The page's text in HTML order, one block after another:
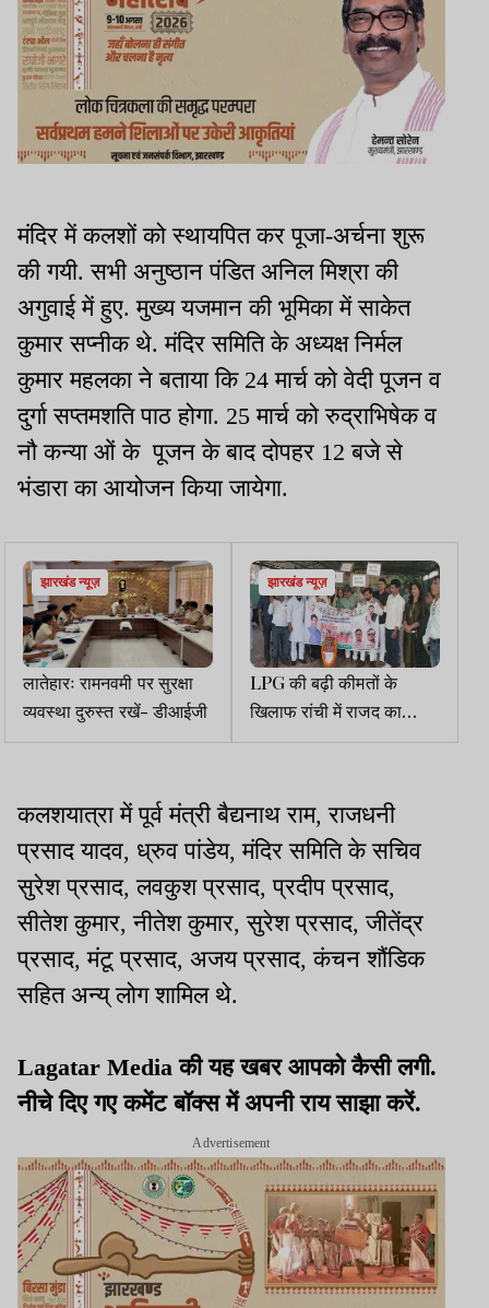
मंदिर में कलशों को स्थायपित कर पूजा-अर्चना शुरू
की गयी. सभी अनुष्ठान पंडित अनिल मिश्रा की
अगुवाई में हुए. मुख्य यजमान की भूमिका में साकेत
कुमार सप्नीक थे. मंदिर समिति के अध्यक्ष निर्मल
कुमार महलका ने बताया कि 24 मार्च को वेदी पूजन व
दुर्गा सप्तमशति पाठ होगा. 25 मार्च को रुद्राभिषेक व
नौ कन्या ओं के पूजन के बाद दोपहर 12 बजे से
भंडारा का आयोजन किया जायेगा.
झारखंड न्यूज़
लातेहारः रामनवमी पर सुरक्षा
व्यवस्था दुरुस्त रखें- डीआईजी
झारखंड न्यूज़
LPG की बढ़ी कीमतों के
खिलाफ रांची में राजद का
विरोध मार्च, केंद्र पर साधा
कलशयात्रा में पूर्व मंत्री बैद्यनाथ राम, राजधनी
प्रसाद यादव, ध्रुव पांडेय, मंदिर समिति के सचिव
सुरेश प्रसाद, लवकुश प्रसाद, प्रदीप प्रसाद,
सीतेश कुमार, नीतेश कुमार, सुरेश प्रसाद, जीतेंद्र
प्रसाद, मंटू प्रसाद, अजय प्रसाद, कंचन शौंडिक
सहित अन्य् लोग शामिल थे.
Lagatar Media की यह खबर आपको कैसी लगी.
नीचे दिए गए कमेंट बॉक्स में अपनी राय साझा करें.
Advertisement